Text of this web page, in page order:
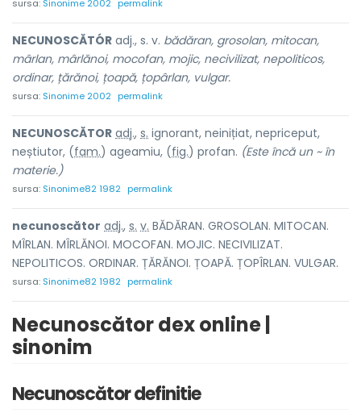
sursa: Sinonime 2002 permalink
NECUNOSCĂTÓR adj., s. v. bădăran, grosolan, mitocan,
mârlan, mârlănoi, mocofan, mojic, necivilizat, nepoliticos,
ordinar, țărănoi, țoapă, țopârlan, vulgar.
sursa: Sinonime 2002 permalink
NECUNOSCĂTOR adj., s. ignorant, neinițiat, nepriceput,
neștiutor, (fam.) ageamiu, (fig.) profan. (Este încă un ~ în
materie.)
sursa: Sinonime82 1982 permalink
necunoscător adj., s. v. BĂDĂRAN. GROSOLAN. MITOCAN.
MÎRLAN. MÎRLĂNOI. MOCOFAN. MOJIC. NECIVILIZAT.
NEPOLITICOS. ORDINAR. ȚĂRĂNOI. ȚOAPĂ. ȚOPÎRLAN. VULGAR.
sursa: Sinonime82 1982 permalink
Necunoscător dex online |
sinonim
Necunoscător definitie